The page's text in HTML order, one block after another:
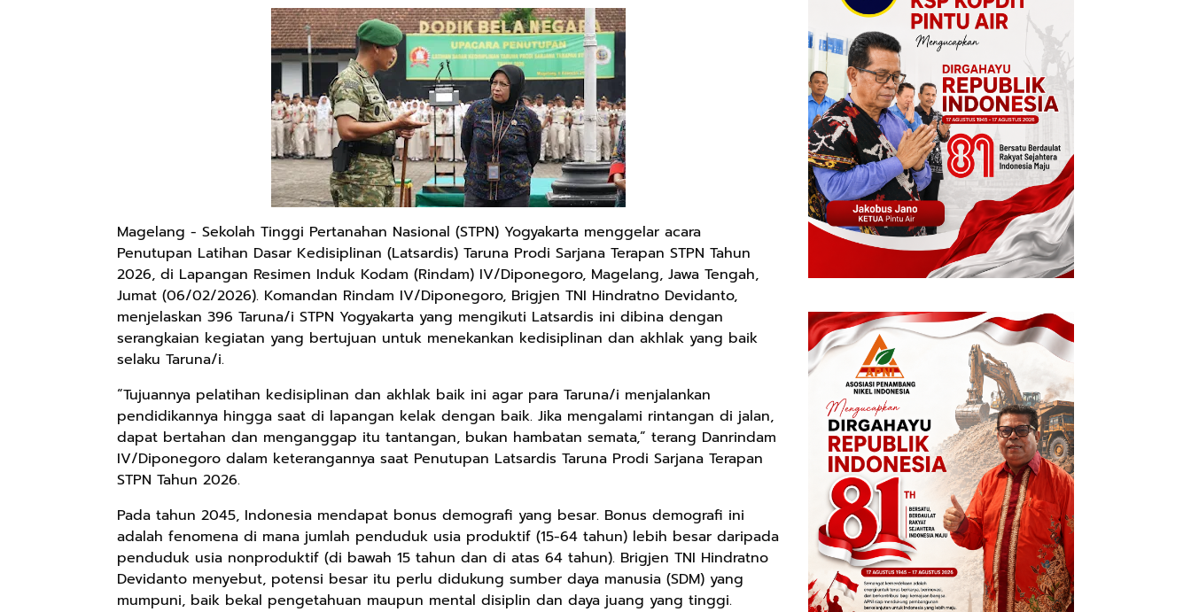
Magelang - Sekolah Tinggi Pertanahan Nasional (STPN) Yogyakarta menggelar acara
Penutupan Latihan Dasar Kedisiplinan (Latsardis) Taruna Prodi Sarjana Terapan STPN Tahun
2026, di Lapangan Resimen Induk Kodam (Rindam) IV/Diponegoro, Magelang, Jawa Tengah,
Jumat (06/02/2026). Komandan Rindam IV/Diponegoro, Brigjen TNI Hindratno Devidanto,
menjelaskan 396 Taruna/i STPN Yogyakarta yang mengikuti Latsardis ini dibina dengan
serangkaian kegiatan yang bertujuan untuk menekankan kedisiplinan dan akhlak yang baik
selaku Taruna/i.
“Tujuannya pelatihan kedisiplinan dan akhlak baik ini agar para Taruna/i menjalankan
pendidikannya hingga saat di lapangan kelak dengan baik. Jika mengalami rintangan di jalan,
dapat bertahan dan menganggap itu tantangan, bukan hambatan semata,” terang Danrindam
IV/Diponegoro dalam keterangannya saat Penutupan Latsardis Taruna Prodi Sarjana Terapan
STPN Tahun 2026.
Pada tahun 2045, Indonesia mendapat bonus demografi yang besar. Bonus demografi ini
adalah fenomena di mana jumlah penduduk usia produktif (15-64 tahun) lebih besar daripada
penduduk usia nonproduktif (di bawah 15 tahun dan di atas 64 tahun). Brigjen TNI Hindratno
Devidanto menyebut, potensi besar itu perlu didukung sumber daya manusia (SDM) yang
mumpuni, baik bekal pengetahuan maupun mental disiplin dan daya juang yang tinggi.